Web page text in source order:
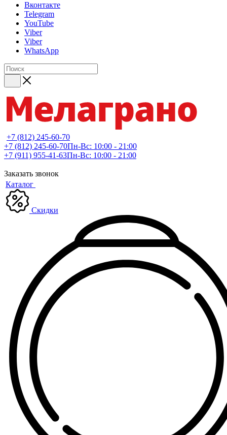
Вконтакте
Telegram
YouTube
Viber
Viber
WhatsApp
+7 (812) 245-60-70
+7 (812) 245-60-70Пн-Вс: 10:00 - 21:00
+7 (911) 955-41-63Пн-Вс: 10:00 - 21:00
Заказать звонок
Каталог
Скидки